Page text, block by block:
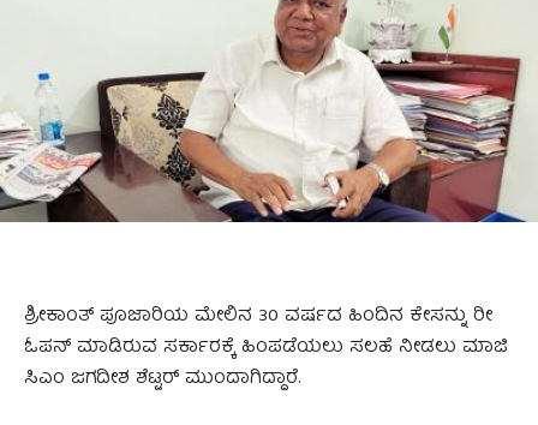
ಶ್ರೀಕಾಂತ್ ಪೂಜಾರಿಯ ಮೇಲಿನ 30 ವರ್ಷದ ಹಿಂದಿನ ಕೇಸನ್ನು ರೀ
ಓಪನ್ ಮಾಡಿರುವ ಸರ್ಕಾರಕ್ಕೆ ಹಿಂಪಡೆಯಲು ಸಲಹೆ ನೀಡಲು ಮಾಜಿ
ಸಿಎಂ ಜಗದೀಶ ಶೆಟ್ಟರ್ ಮುಂದಾಗಿದ್ದಾರೆ.